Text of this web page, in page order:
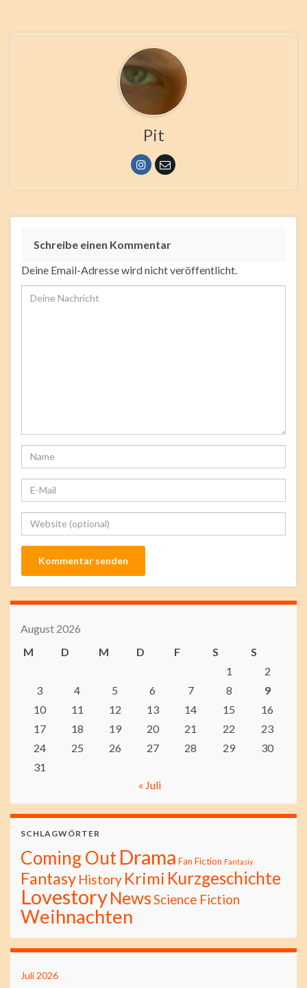
Pit
Schreibe einen Kommentar
Deine Email-Adresse wird nicht veröffentlicht.
August 2026
M
D M D F S
S
1
2
3
4 5 6 7 8
9
10
11 12 13 14 15
16
17
18 19 20 21 22
23
24
25 26 27 28 29
30
31
« Juli
SCHLAGWÖRTER
Coming OutDrama Fan Fiction Fantasiy
Fantasy History Krimi Kurzgeschichte
LovestoryNewsScience Fiction
Weihnachten
Juli 2026